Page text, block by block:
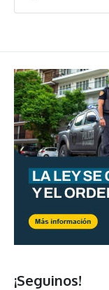
¡Seguinos!